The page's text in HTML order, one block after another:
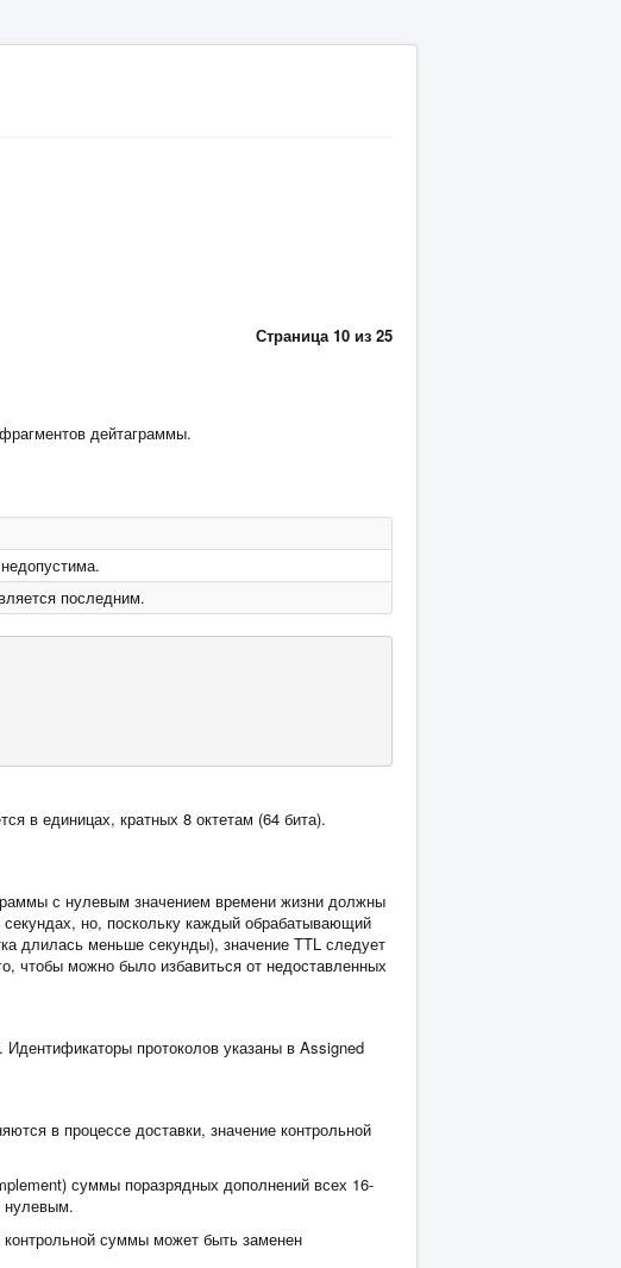
Страница 10 из 25
дейтаграммы.
последним.
в единицах, кратных 8 октетам (64 бита).
с нулевым значением времени жизни должны
секундах, но, поскольку каждый обрабатывающий
длилась меньше секунды), значение TTL следует
чтобы можно было избавиться от недоставленных
протоколов указаны в Assigned
в процессе доставки, значение контрольной
суммы поразрядных дополнений всех 16-
нулевым.
контрольной суммы может быть заменен